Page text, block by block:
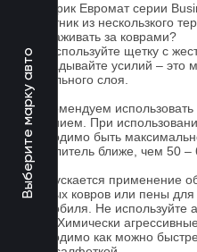
Выберите марку авто
На коврик Евромат серии
подпятник из нескользкого
Как ухаживать за коврами?
1.Не используйте щетку с
прикладывайте усилий –
текстильного слоя.
2. Рекомендуем
давлением. При
необходимо быть
распылитель ближе, чем 50 –
3. Допускается применение
бытовых ковров или пены для
автомобиля. Не
воска! Химически
необходимо как можно